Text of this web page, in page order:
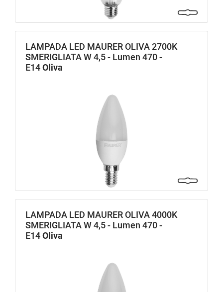
LAMPADA LED MAURER OLIVA 2700K
SMERIGLIATA W 4,5 - Lumen 470 -
E14Oliva
LAMPADA LED MAURER OLIVA 4000K
SMERIGLIATA W 4,5 - Lumen 470 -
E14Oliva